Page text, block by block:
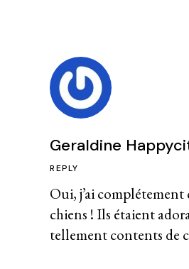
Geraldine
Oui, j’ai
chiens ! Ils étaient
tellement contents de
REPLY